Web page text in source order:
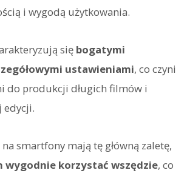
i wygodą użytkowania.
się bogatymi
ustawieniami, co czyni
do produkcji długich filmów i
edycji.
smartfony mają tę główną zaletę,
wygodnie korzystać wszędzie, co